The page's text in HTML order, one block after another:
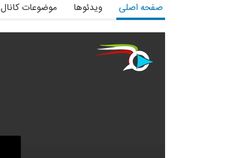
صفحه اصلی ویدئوها موضوعات کانال